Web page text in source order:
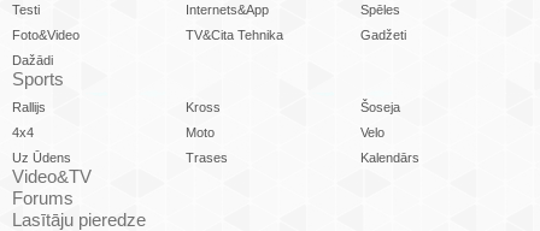
Testi
Internets&App
Spēles
Foto&Video
TV&Cita Tehnika
Gadžeti
Dažādi
Sports
Rallijs Kross
Šoseja
4x4
Moto
Velo
Uz Ūdens
Trases Kalendārs
Video&TV
Forums
Lasītāju pieredze